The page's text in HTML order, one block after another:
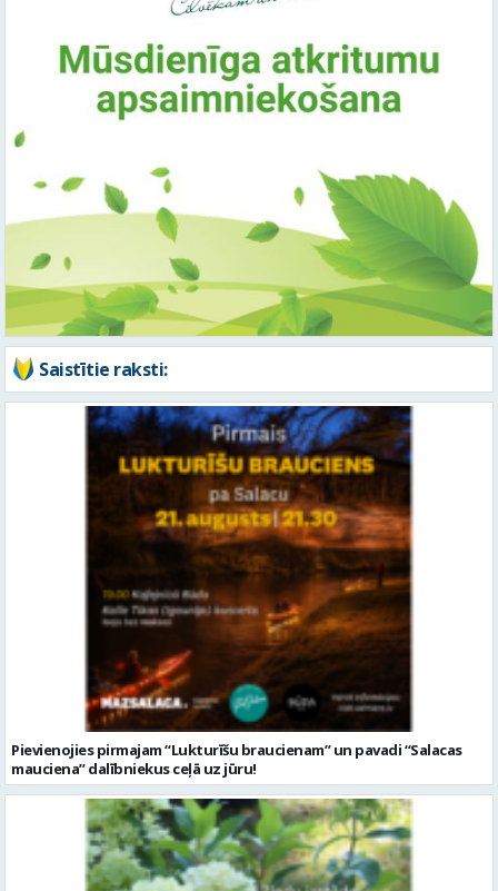
Saistītie raksti:
Pievienojies pirmajam “Lukturīšu braucienam” un pavadi “Salacas
mauciena” dalībniekus ceļā uz jūru!